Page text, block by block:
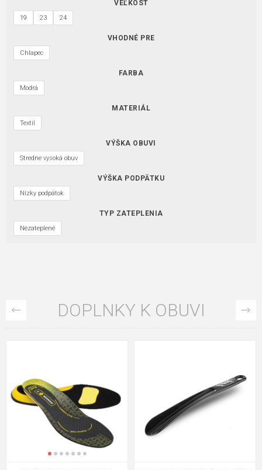
VEĽKOSŤ
19 23 24
VHODNÉ PRE
Chlapec
FARBA
Modrá
MATERIÁL
Textil
VÝŠKA OBUVI
Stredne vysoká obuv
VÝŠKA PODPÄTKU
Nízky podpätok
TYP ZATEPLENIA
Nezateplené
DOPLNKY K OBUVI